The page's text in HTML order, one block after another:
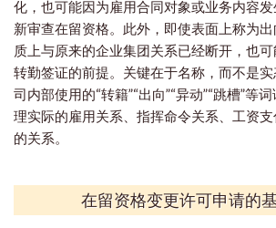
化，也可能因为雇用合同对象或业务内容
新审查在留资格。此外，即使表面上称为
质上与原来的企业集团关系已经断开，也
转勤签证的前提。关键在于名称，而不是
司内部使用的“转籍”“出向”“异动”“跳槽”等
理实际的雇用关系、指挥命令关系、工资
的关系。
在留资格变更许可申请的